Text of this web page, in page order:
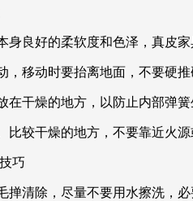
身良好的柔软度和色泽，真皮家
，移动时要抬离地面，不要硬推
在干燥的地方，以防止内部弹簧
比较干燥的地方，不要靠近火源
巧
掸清除，尽量不要用水擦洗，